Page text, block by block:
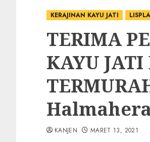
KERAJINAN KAYU JATI
TERIMA
KAYU
KANJEN MARET 13, 2021